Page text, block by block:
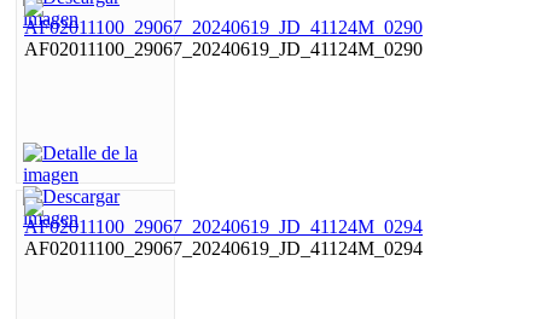
AF02011100_29067_20240619_JD_41124M_0290
AF02011100_29067_20240619_JD_41124M_0294